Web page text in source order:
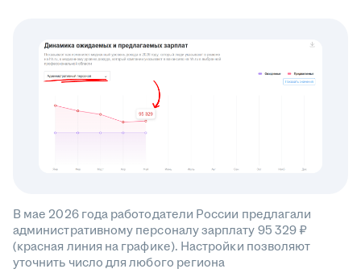
В мае 2026 года работодатели России предлагали
административному персоналу зарплату 95 329 ₽
(красная линия на графике). Настройки позволяют
уточнить число для любого региона